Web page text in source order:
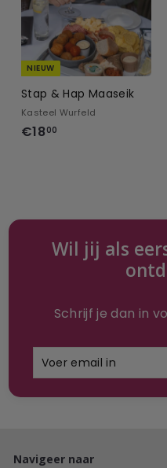
NIEUW
Stap & Hap Maaseik
Kasteel Wurfeld
€18 00
0
Wil jij als
Schrijf je dan in
Navigeer naar